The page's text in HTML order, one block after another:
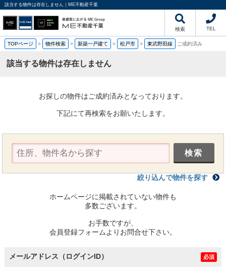
該当する物件は存在しません｜ME不動産千葉
検索 TEL
TOPページ > 物件検索 > 新築一戸建て > 松戸市 > 東武野田線 ご成約済み
該当する物件は存在しません
お探しの物件はご成約済みとなっております。
下記にて再検索をお願いたします。
絞り込んで物件を探す
ホームページに掲載されていない物件も
多数ございます。
お手数ですが、
会員登録フォームよりお問合せ下さい。
メールアドレス（ログインID） 必須